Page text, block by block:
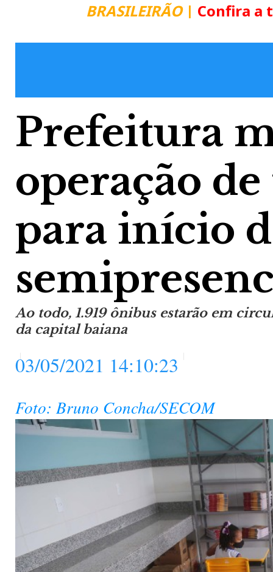
BRASILEIRÃO| Confira a
Prefeitura
operação
para início
Ao todo, 1.919 ônibus estarão em
da capital baiana
03/05/2021 14:10:23
Foto: Bruno Concha/SECOM